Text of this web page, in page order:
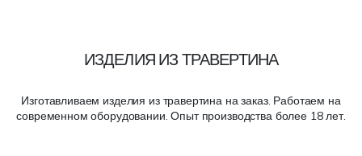
ИЗДЕЛИЯ ИЗ ТРАВЕРТИНА
Изготавливаем изделия из травертина на заказ. Работаем на
современном оборудовании. Опыт производства более 18 лет.